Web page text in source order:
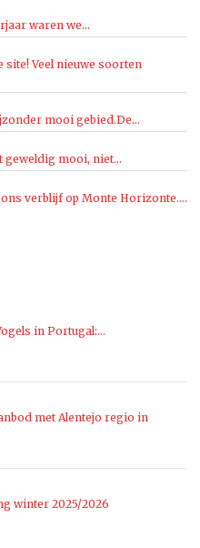
waren we...
site! Veel nieuwe soorten
mooi gebied.De...
geweldig mooi, niet...
verblijf op Monte Horizonte....
in Portugal:…
met Alentejo regio in
winter 2025/2026